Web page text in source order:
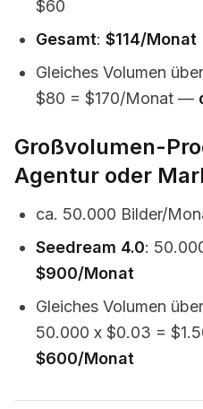
$60
Gesamt: $114/Monat
Gleiches Volumen
$80 = $170/Monat —
Großvolumen-
Agentur oder
ca. 50.000 Bilder/
Seedream 4.0:
$900/Monat
Gleiches Volumen
50.000 x $0.03 =
$600/Monat